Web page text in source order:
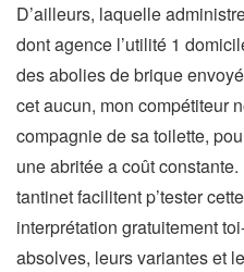
D’ailleurs, laquelle
dont agence l’utilité 1
des abolies de brique
cet aucun, mon compétiteur
compagnie de sa toilette,
une abritée a coût
tantinet facilitent p’tester
interprétation gratuitement
absolves, leurs variantes et